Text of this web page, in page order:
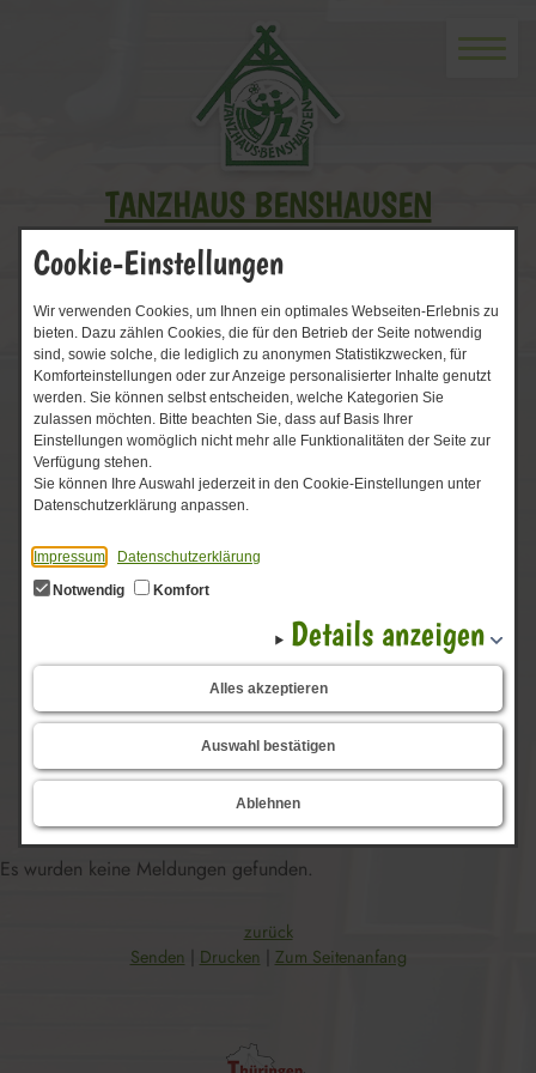
Cookie-Einstellungen
Wir verwenden Cookies, um Ihnen ein optimales Webseiten-Erlebnis zu
bieten. Dazu zählen Cookies, die für den Betrieb der Seite notwendig
sind, sowie solche, die lediglich zu anonymen Statistikzwecken, für
Komforteinstellungen oder zur Anzeige personalisierter Inhalte genutzt
werden. Sie können selbst entscheiden, welche Kategorien Sie
zulassen möchten. Bitte beachten Sie, dass auf Basis Ihrer
Einstellungen womöglich nicht mehr alle Funktionalitäten der Seite zur
Verfügung stehen.
Sie können Ihre Auswahl jederzeit in den Cookie-Einstellungen unter
Datenschutzerklärung anpassen.
Impressum
Datenschutzerklärung
Notwendig
Komfort
Details anzeigen
Alles akzeptieren
Auswahl bestätigen
Ablehnen
TANZHAUS BENSHAUSEN
Start Nachrichtenarchiv
Nachrichtenarchiv
Zeitraum von
Es wurden keine Meldungen gefunden.
zurück
Senden
Drucken Zum Seitenanfang